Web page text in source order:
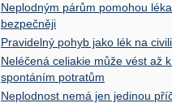
Neplodným párům pomohou
bezpečněji
Pravidelný pohyb jako lék na
Neléčená celiakie může vést až
spontáním potratům
Neplodnost nemá jen jedinou